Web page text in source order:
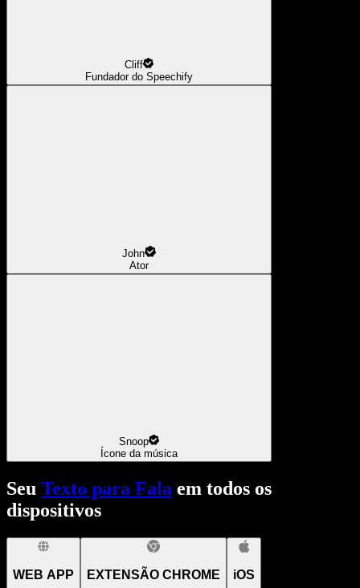
Cliff
Fundador do Speechify
John
Ator
Snoop
Ícone da música
Seu Texto para Fala em todos os
dispositivos
WEB APP EXTENSÃO CHROME iOS